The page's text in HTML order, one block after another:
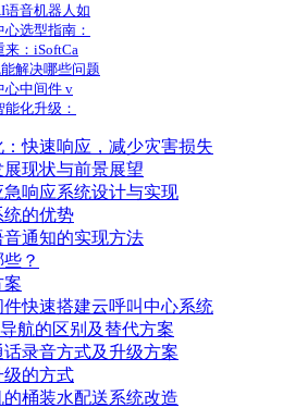
语音机器人如
选型指南：
来：iSoftCa
解决哪些问题
心中间件 v
化升级：
快速响应，减少灾害损失
现状与前景展望
响应系统设计与实现
统的优势
通知的实现方法
？
案
快速搭建云呼叫中心系统
航的区别及替代方案
录音方式及升级方案
级的方式
桶装水配送系统改造